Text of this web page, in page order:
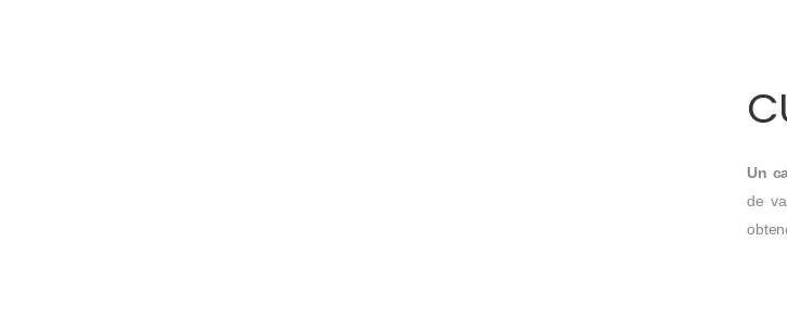
Un
de